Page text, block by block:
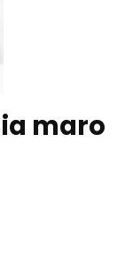
maro